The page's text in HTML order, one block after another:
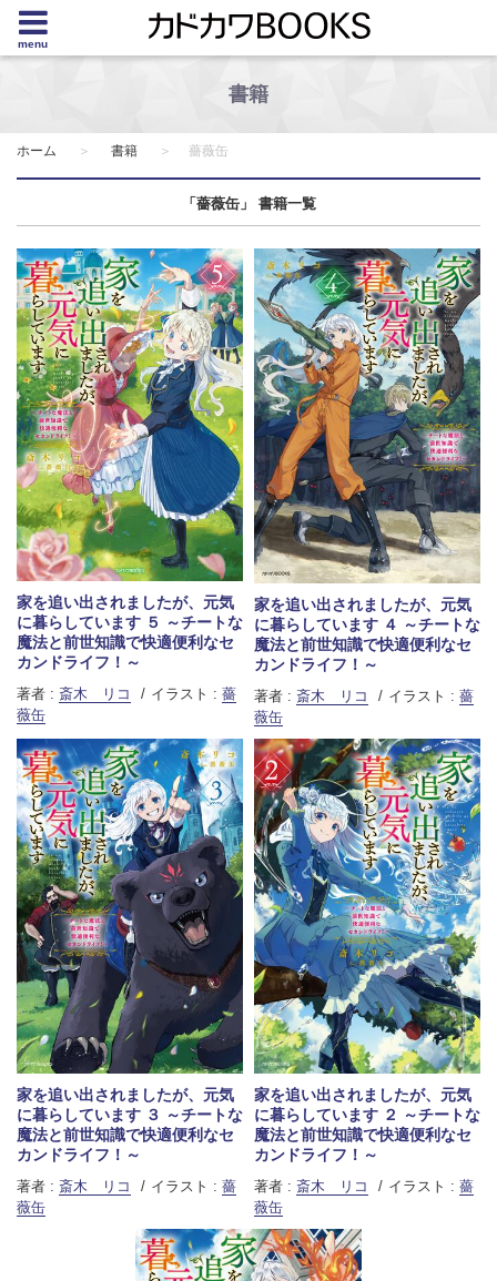
menu
書籍
ホーム 書籍 薔薇缶
「薔薇缶」 書籍一覧
家を追い出されましたが、元気
に暮らしています ５ ～チートな
魔法と前世知識で快適便利なセ
カンドライフ！～
著者 : 斎木 リコ イラスト : 薔
薇缶
家を追い出されましたが、元気
に暮らしています ４ ～チートな
魔法と前世知識で快適便利なセ
カンドライフ！～
著者 : 斎木 リコ イラスト : 薔
薇缶
家を追い出されましたが、元気
に暮らしています ３ ～チートな
魔法と前世知識で快適便利なセ
カンドライフ！～
著者 : 斎木 リコ イラスト : 薔
薇缶
家を追い出されましたが、元気
に暮らしています ２ ～チートな
魔法と前世知識で快適便利なセ
カンドライフ！～
著者 : 斎木 リコ イラスト : 薔
薇缶